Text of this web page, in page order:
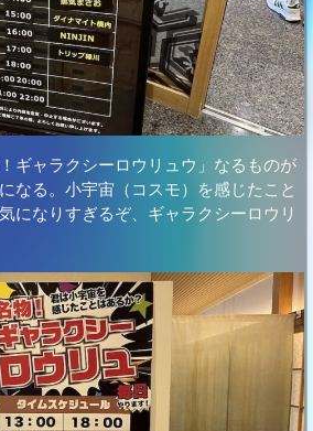
ギャラクシーロウリュウ」なるものが
なる。小宇宙（コスモ）を感じたこと
になりすぎるぞ、ギャラクシーロウリ